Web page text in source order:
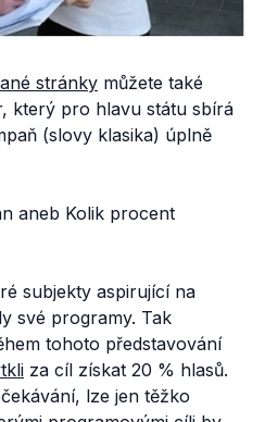
stránky můžete také
který pro hlavu státu sbírá
(slovy klasika) úplně
aneb Kolik procent
subjekty aspirující na
své programy. Tak
tohoto představování
za cíl získat 20 % hlasů.
lze jen těžko